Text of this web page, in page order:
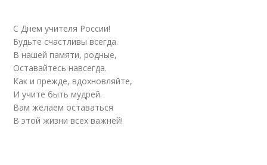
С Днем учителя России!
Будьте счастливы всегда.
В нашей памяти, родные,
Оставайтесь навсегда.
Как и прежде, вдохновляйте,
И учите быть мудрей.
Вам желаем оставаться
В этой жизни всех важней!